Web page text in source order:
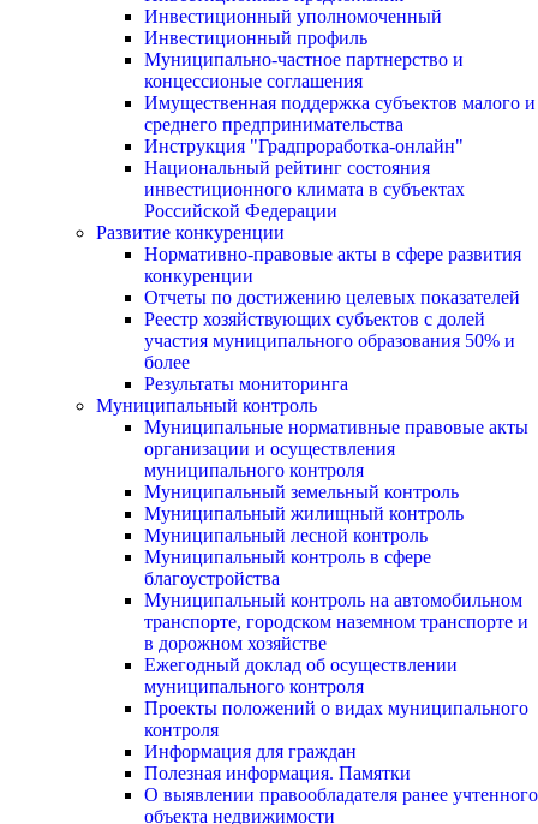
Инвестиционный уполномоченный
Инвестиционный профиль
Муниципально-частное партнерство и
концессионые соглашения
Имущественная поддержка субъектов малого и
среднего предпринимательства
Инструкция "Градпроработка-онлайн"
Национальный рейтинг состояния
инвестиционного климата в субъектах
Российской Федерации
Развитие конкуренции
Нормативно-правовые акты в сфере развития
конкуренции
Отчеты по достижению целевых показателей
Реестр хозяйствующих субъектов с долей
участия муниципального образования 50% и
более
Результаты мониторинга
Муниципальный контроль
Муниципальные нормативные правовые акты
организации и осуществления
муниципального контроля
Муниципальный земельный контроль
Муниципальный жилищный контроль
Муниципальный лесной контроль
Муниципальный контроль в сфере
благоустройства
Муниципальный контроль на автомобильном
транспорте, городском наземном транспорте и
в дорожном хозяйстве
Ежегодный доклад об осуществлении
муниципального контроля
Проекты положений о видах муниципального
контроля
Информация для граждан
Полезная информация. Памятки
О выявлении правообладателя ранее учтенного
объекта недвижимости